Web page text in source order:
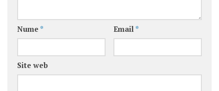
Nume * Email *
Site web